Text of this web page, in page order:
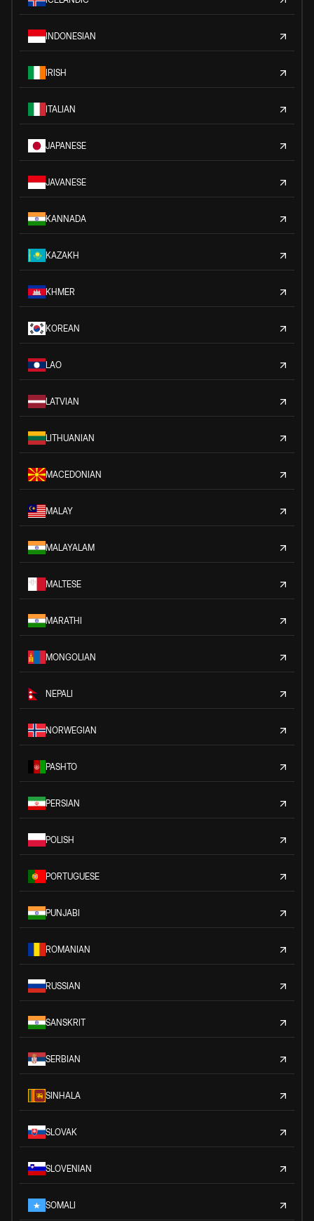
INDONESIAN
IRISH
ITALIAN
JAPANESE
JAVANESE
KANNADA
KAZAKH
KHMER
KOREAN
LAO
LATVIAN
LITHUANIAN
MACEDONIAN
MALAY
MALAYALAM
MALTESE
MARATHI
MONGOLIAN
NEPALI
NORWEGIAN
PASHTO
PERSIAN
POLISH
PORTUGUESE
PUNJABI
ROMANIAN
RUSSIAN
SANSKRIT
SERBIAN
SINHALA
SLOVAK
SLOVENIAN
SOMALI